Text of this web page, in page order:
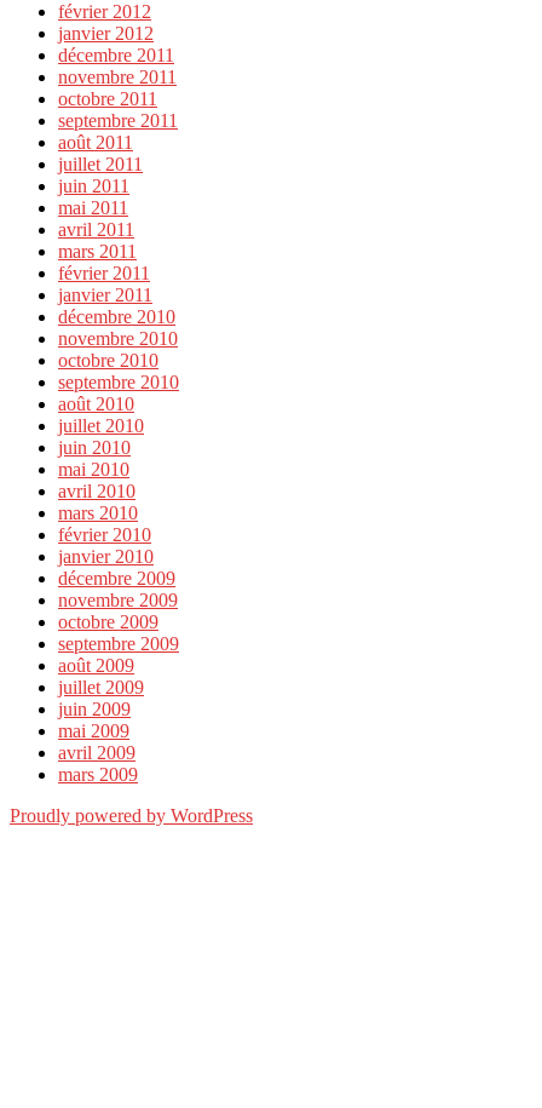
février 2012
janvier 2012
décembre 2011
novembre 2011
octobre 2011
septembre 2011
août 2011
juillet 2011
juin 2011
mai 2011
avril 2011
mars 2011
février 2011
janvier 2011
décembre 2010
novembre 2010
octobre 2010
septembre 2010
août 2010
juillet 2010
juin 2010
mai 2010
avril 2010
mars 2010
février 2010
janvier 2010
décembre 2009
novembre 2009
octobre 2009
septembre 2009
août 2009
juillet 2009
juin 2009
mai 2009
avril 2009
mars 2009
Proudly powered by WordPress